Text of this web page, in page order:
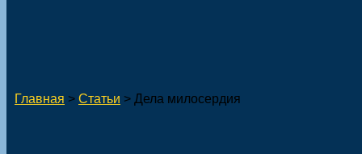
Главная > Статьи > Дела милосердия